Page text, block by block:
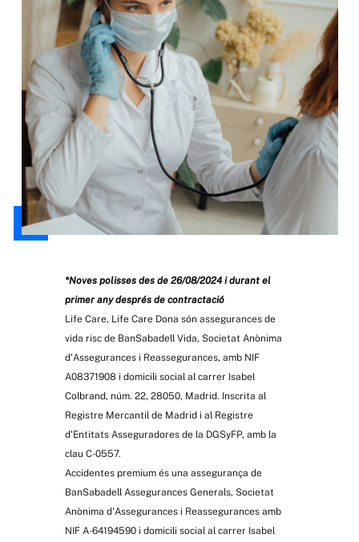
*Noves pòlisses des de 26/08/2024 i durant el
primer any després de contractació
Life Care, Life Care Dona són assegurances de
vida risc de BanSabadell Vida, Societat Anònima
d'Assegurances i Reassegurances, amb NIF
A08371908 i domicili social al carrer Isabel
Colbrand, núm. 22, 28050, Madrid. Inscrita al
Registre Mercantil de Madrid i al Registre
d'Entitats Asseguradores de la DGSyFP, amb la
clau C-0557.
Accidentes premium és una assegurança de
BanSabadell Assegurances Generals, Societat
Anònima d'Assegurances i Reassegurances amb
NIF A-64194590 i domicili social al carrer Isabel